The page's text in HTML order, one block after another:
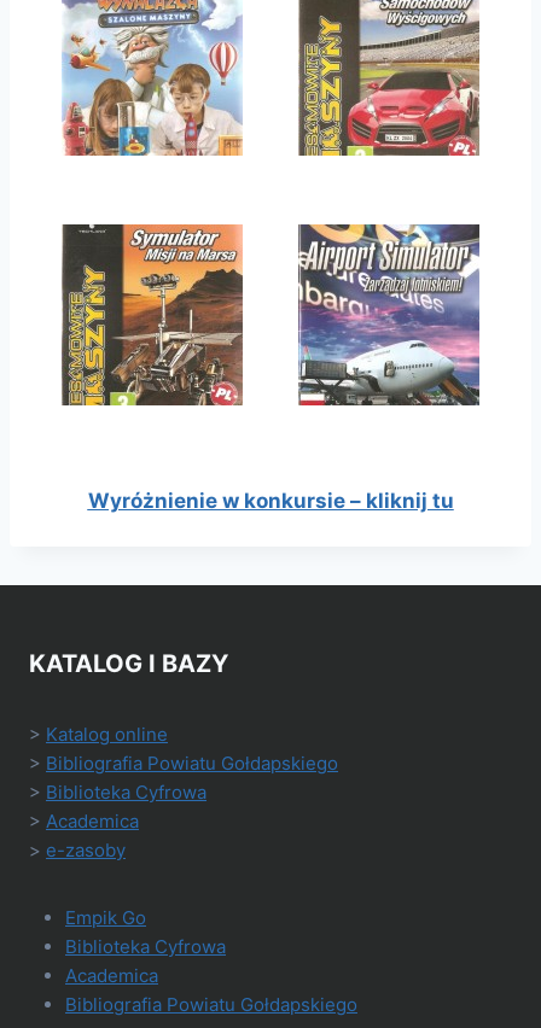
Wyróżnienie w konkursie – kliknij tu
KATALOG I BAZY
> Katalog online
> Bibliografia Powiatu Gołdapskiego
> Biblioteka Cyfrowa
> Academica
> e-zasoby
Empik Go
Biblioteka Cyfrowa
Academica
Bibliografia Powiatu Gołdapskiego